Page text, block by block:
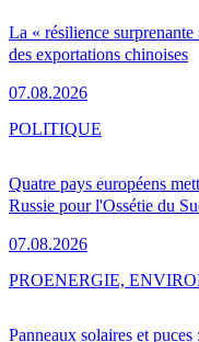
La « résilience
des exportations chinoises
07.08.2026
Quatre pays européens
Russie pour l'Ossétie du
07.08.2026
POLITIQUE
Panneaux solaires et
PROENERGIE,